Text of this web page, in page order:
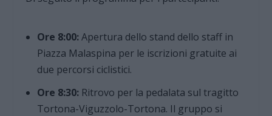
Ore 8:00:Apertura dello stand dello staff in
Piazza Malaspina per le iscrizioni gratuite ai
due percorsi ciclistici.
Ore 8:30:Ritrovo per la pedalata sul tragitto
Tortona-Viguzzolo-Tortona. Il gruppo si